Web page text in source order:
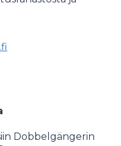
Dobbelgängerin